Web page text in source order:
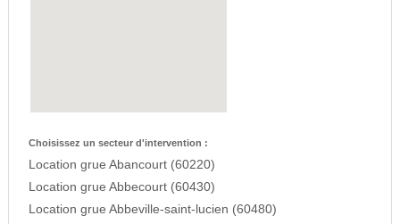
Choisissez un secteur d'intervention :
Location grue Abancourt (60220)
Location grue Abbecourt (60430)
Location grue Abbeville-saint-lucien (60480)